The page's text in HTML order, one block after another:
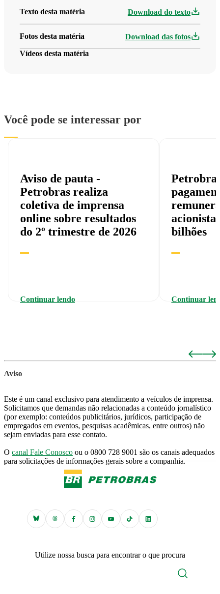
Texto desta matéria Download do texto
Fotos desta matéria Download das fotos
Vídeos desta matéria
Você pode se interessar por
Aviso de pauta -
Petrobras realiza
coletiva de imprensa
online sobre resultados
do 2º trimestre de 2026
Continuar lendo
bilhões
Continuar
Aviso
Este é um canal exclusivo para atendimento a veículos de imprensa.
Solicitamos que demandas não relacionadas a conteúdo jornalístico
(por exemplo: conteúdos publicitários, jurídicos, participação de
empregados em eventos, pesquisas acadêmicas, entre outros) não
sejam enviadas para esse contato.
O canal Fale Conosco ou o 0800 728 9001 são os canais adequados
para solicitações de informações gerais sobre a companhia.
Utilize nossa busca para encontrar o que procura